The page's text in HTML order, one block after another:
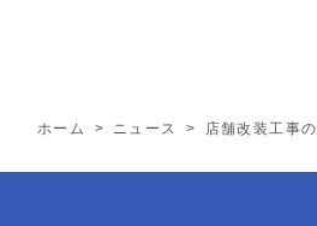
ホーム > ニュース > 店舗改装工事